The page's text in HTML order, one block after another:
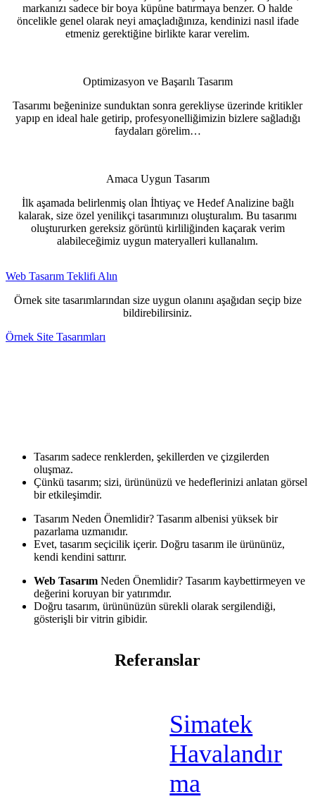
markanızı sadece bir boya küpüne batırmaya benzer. O halde
öncelikle genel olarak neyi amaçladığınıza, kendinizi nasıl ifade
etmeniz gerektiğine birlikte karar verelim.
Optimizasyon ve Başarılı Tasarım
Tasarımı beğeninize sunduktan sonra gerekliyse üzerinde kritikler
yapıp en ideal hale getirip, profesyonelliğimizin bizlere sağladığı
faydaları görelim…
Amaca Uygun Tasarım
İlk aşamada belirlenmiş olan İhtiyaç ve Hedef Analizine bağlı
kalarak, size özel yenilikçi tasarımınızı oluşturalım. Bu tasarımı
oluştururken gereksiz görüntü kirliliğinden kaçarak verim
alabileceğimiz uygun materyalleri kullanalım.
Web Tasarım Teklifi Alın
Örnek site tasarımlarından size uygun olanını aşağıdan seçip bize
bildirebilirsiniz.
Örnek Site Tasarımları
Tasarım sadece renklerden, şekillerden ve çizgilerden
oluşmaz.
Çünkü tasarım; sizi, ürününüzü ve hedeflerinizi anlatan görsel
bir etkileşimdir.
Tasarım Neden Önemlidir? Tasarım albenisi yüksek bir
pazarlama uzmanıdır.
Evet, tasarım seçicilik içerir. Doğru tasarım ile ürününüz,
kendi kendini sattırır.
Web Tasarım Neden Önemlidir? Tasarım kaybettirmeyen ve
değerini koruyan bir yatırımdır.
Doğru tasarım, ürününüzün sürekli olarak sergilendiği,
gösterişli bir vitrin gibidir.
Referanslar
Simatek
Havalandır
ma